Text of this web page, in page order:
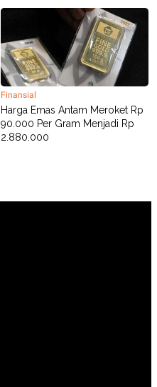
Finansial
Harga Emas Antam Meroket Rp
90.000 Per Gram Menjadi Rp
2.880.000